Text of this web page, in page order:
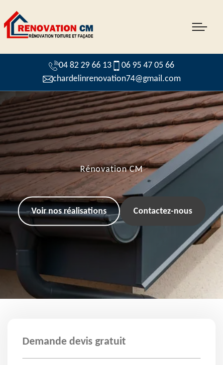
04 82 29 66 13
06 95 47 05 66
chardelinrenovation74@gmail.com
Rénovation CM
Voir nos réalisations Contactez-nous
Demande devis gratuit